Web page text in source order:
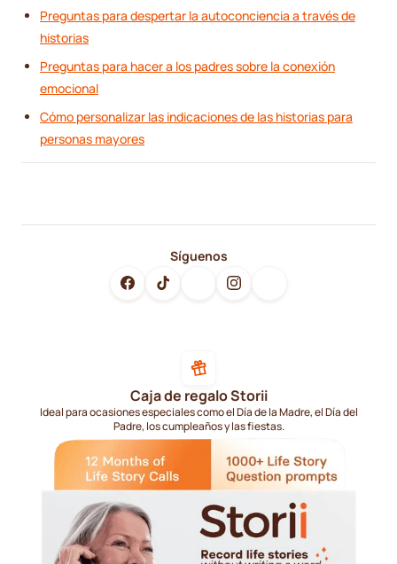
Preguntas para despertar la autoconciencia a través de
historias
Preguntas para hacer a los padres sobre la conexión
emocional
Cómo personalizar las indicaciones de las historias para
personas mayores
Síguenos
Caja de regalo Storii
Ideal para ocasiones especiales como el Día de la Madre, el Día del
Padre, los cumpleaños y las fiestas.